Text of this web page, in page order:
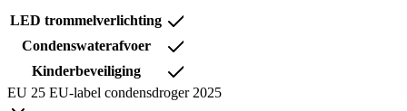
LED trommelverlichting
Condenswaterafvoer
Kinderbeveiliging
EU 25 EU-label condensdroger 2025